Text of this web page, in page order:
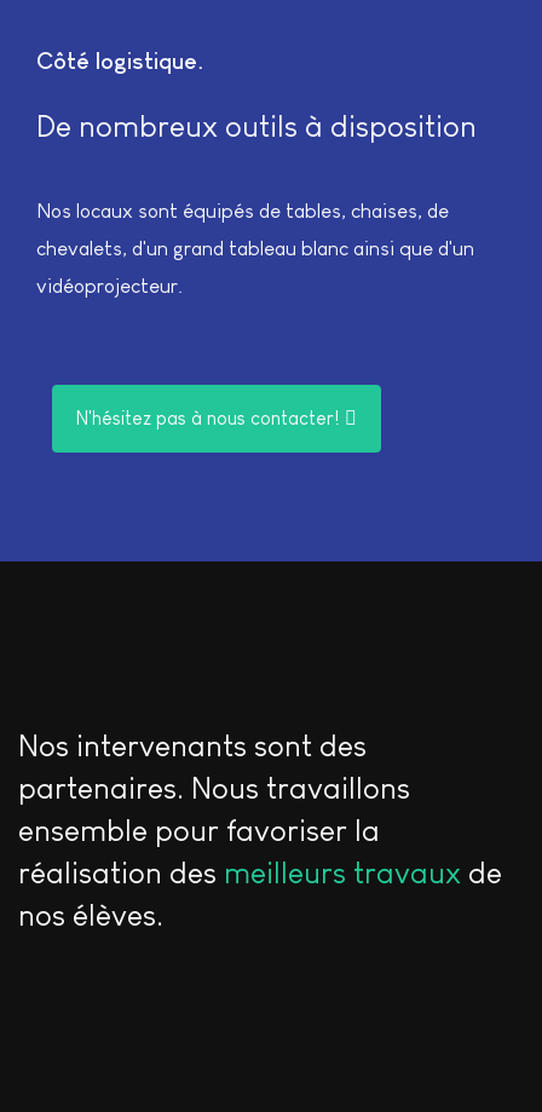
Côté logistique
De nombreux outils à disposition
Nos locaux sont équipés de tables, chaises, de
chevalets, d'un grand tableau blanc ainsi que d'un
vidéoprojecteur.
N'hésitez pas à nous contacter!
Nos intervenants sont des
partenaires. Nous travaillons
ensemble pour favoriser la
réalisation des meilleurs travaux de
nos élèves.